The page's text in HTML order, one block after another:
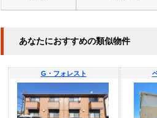
あなたにおすすめの類似物件
G・フォレスト